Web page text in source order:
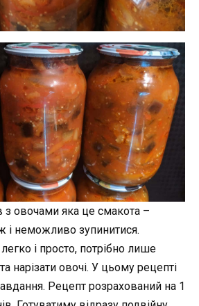
з овочами яка це смакота –
і неможливо зупинитися.
і просто, потрібно лише
нарізати овочі. У цьому рецепті
Рецепт розрахований на 1